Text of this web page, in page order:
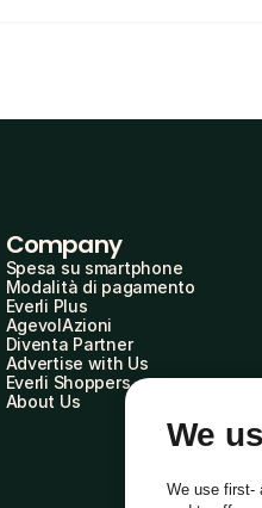
Company
Spesa su smartphone
Modalità di pagamento
Everli Plus
AgevolAzioni
Diventa Partner
Advertise with Us
Everli Shoppers
About Us
We
We use first-